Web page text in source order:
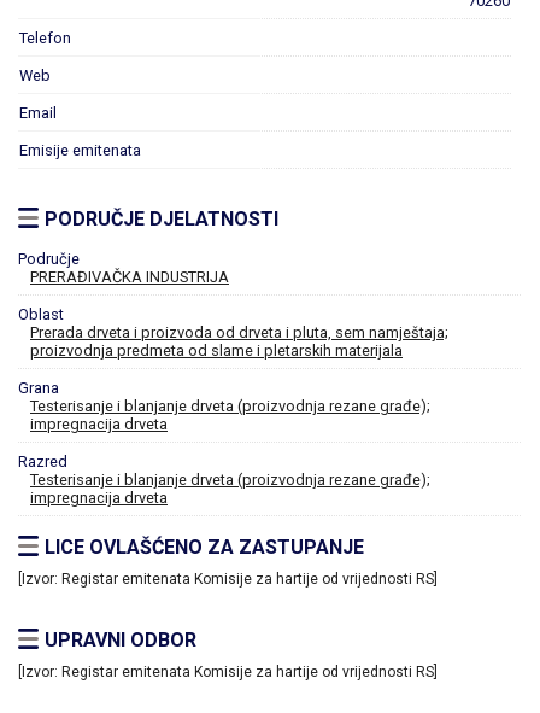
Telefon
Web
Email
Emisije emitenata
PODRUČJE DJELATNOSTI
Područje
PRERAĐIVAČKA INDUSTRIJA
Oblast
Prerada drveta i proizvoda od drveta i pluta, sem namještaja;
proizvodnja predmeta od slame i pletarskih materijala
Grana
Testerisanje i blanjanje drveta (proizvodnja rezane građe);
impregnacija drveta
Razred
Testerisanje i blanjanje drveta (proizvodnja rezane građe);
impregnacija drveta
LICE OVLAŠĆENO ZA ZASTUPANJE
[Izvor: Registar emitenata Komisije za hartije od vrijednosti RS]
UPRAVNI ODBOR
[Izvor: Registar emitenata Komisije za hartije od vrijednosti RS]